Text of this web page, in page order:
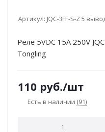
Артикул: JQC-3FF-S-Z 5
Реле 5VDC 15A 250V
Tongling
110 руб./шт
Есть в наличии (91)